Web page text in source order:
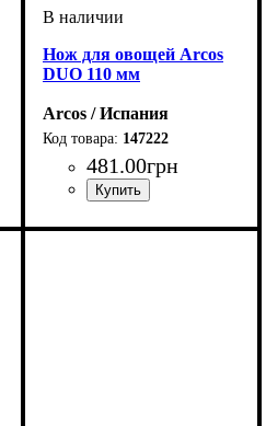
Нож для овощей Arcos
DUO 110 мм
Arcos / Испания
147222
481.00грн